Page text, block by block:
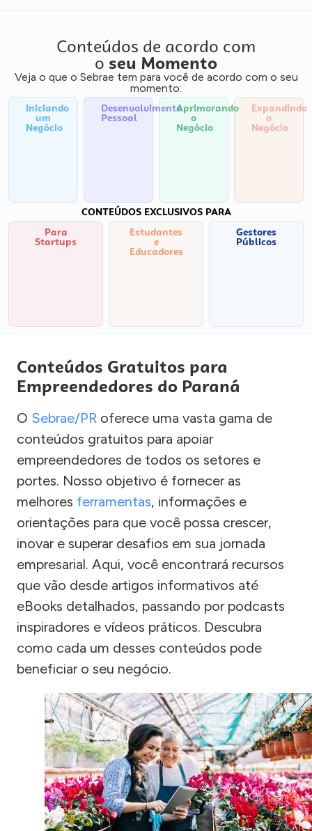
Conteúdos de acordo com
o seu Momento
Veja o que o Sebrae tem para você de acordo com o seu
momento:
Iniciando
um
Negócio
Desenvolvimento
Pessoal
Aprimorando
o
Negócio
Expandindo
o
Negócio
CONTEÚDOS EXCLUSIVOS PARA
Para
Startups
Estudantes
e
Educadores
Gestores
Públicos
Conteúdos Gratuitos para
Empreendedores do Paraná
O Sebrae/PR oferece uma vasta gama de
conteúdos gratuitos para apoiar
empreendedores de todos os setores e
portes. Nosso objetivo é fornecer as
melhores ferramentas, informações e
orientações para que você possa crescer,
inovar e superar desafios em sua jornada
empresarial. Aqui, você encontrará recursos
que vão desde artigos informativos até
eBooks detalhados, passando por podcasts
inspiradores e vídeos práticos. Descubra
como cada um desses conteúdos pode
beneficiar o seu negócio.